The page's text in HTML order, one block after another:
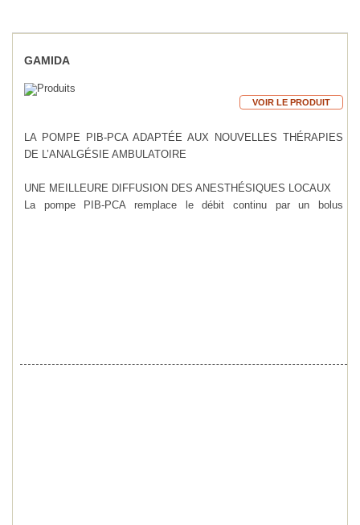
GAMIDA
VOIR LE PRODUIT
LA POMPE PIB-PCA ADAPTÉE AUX NOUVELLES THÉRAPIES
DE L’ANALGÉSIE AMBULATOIRE
UNE MEILLEURE DIFFUSION DES ANESTHÉSIQUES LOCAUX
La pompe PIB-PCA remplace le débit continu par un bolus